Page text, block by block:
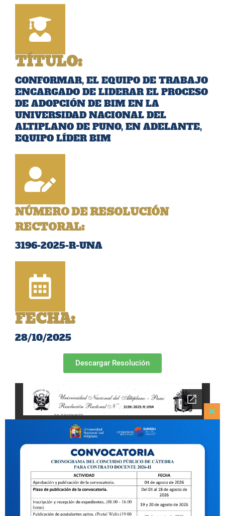
TÍTULO:
CONFORMAR, EL EQUIPO DE TRABAJO
ENCARGADO DE LIDERAR EL PROCESO
DE ADOPCIÓN DE BIM EN LA
UNIVERSIDAD NACIONAL DEL
ALTIPLANO DE PUNO, EN ADELANTE,
EQUIPO LÍDER BIM
NÚMERO DE RESOLUCIÓN
RECTORAL:
3196-2025-R-UNA
FECHA:
28/10/2025
Descargar Resolución